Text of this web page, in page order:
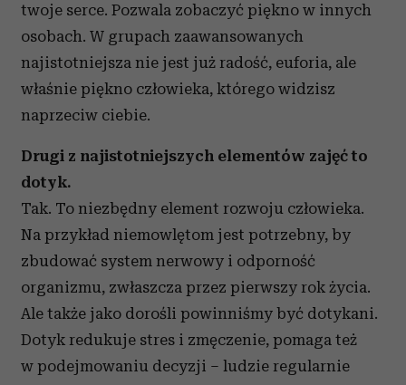
twoje serce. Pozwala zobaczyć piękno w innych
osobach. W grupach zaawansowanych
najistotniejsza nie jest już radość, euforia, ale
właśnie piękno człowieka, którego widzisz
naprzeciw ciebie.
Drugi z najistotniejszych elementów zajęć to
dotyk.
Tak. To niezbędny element rozwoju człowieka.
Na przykład niemowlętom jest potrzebny, by
zbudować system nerwowy i odporność
organizmu, zwłaszcza przez pierwszy rok życia.
Ale także jako dorośli powinniśmy być dotykani.
Dotyk redukuje stres i zmęczenie, pomaga też
w podejmowaniu decyzji – ludzie regularnie